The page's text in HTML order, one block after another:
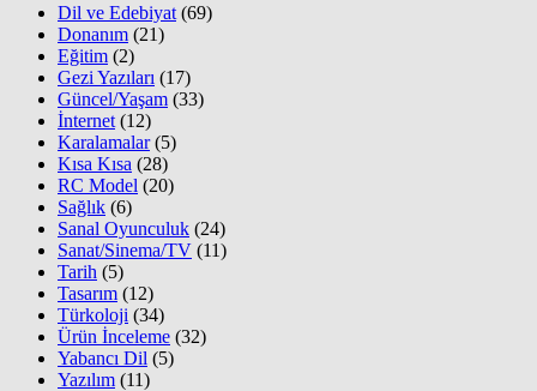
Dil ve Edebiyat (69)
Donanım (21)
Eğitim (2)
Gezi Yazıları (17)
Güncel/Yaşam (33)
İnternet (12)
Karalamalar(5)
Kısa Kısa (28)
RC Model (20)
Sağlık (6)
Sanal Oyunculuk (24)
Sanat/Sinema/TV (11)
Tarih (5)
Tasarım (12)
Türkoloji (34)
Ürün İnceleme (32)
Yabancı Dil (5)
Yazılım (11)